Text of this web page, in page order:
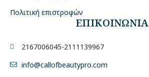
Πολιτική επιστροφών
ΕΠΙΚΟΙΝΩΝΙΑ
2167006045-2111139967
info@callofbeautypro.com